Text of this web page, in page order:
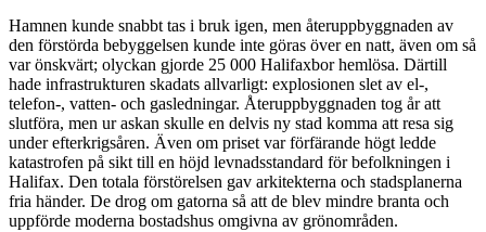
Hamnen kunde snabbt tas i bruk igen, men återuppbyggnaden av
den förstörda bebyggelsen kunde inte göras över en natt, även om så
var önskvärt; olyckan gjorde 25 000 Halifaxbor hemlösa. Därtill
hade infrastrukturen skadats allvarligt: explosionen slet av el-,
telefon-, vatten- och gasledningar. Återuppbyggnaden tog år att
slutföra, men ur askan skulle en delvis ny stad komma att resa sig
under efterkrigsåren. Även om priset var förfärande högt ledde
katastrofen på sikt till en höjd levnadsstandard för befolkningen i
Halifax. Den totala förstörelsen gav arkitekterna och stadsplanerna
fria händer. De drog om gatorna så att de blev mindre branta och
uppförde moderna bostadshus omgivna av grönområden.